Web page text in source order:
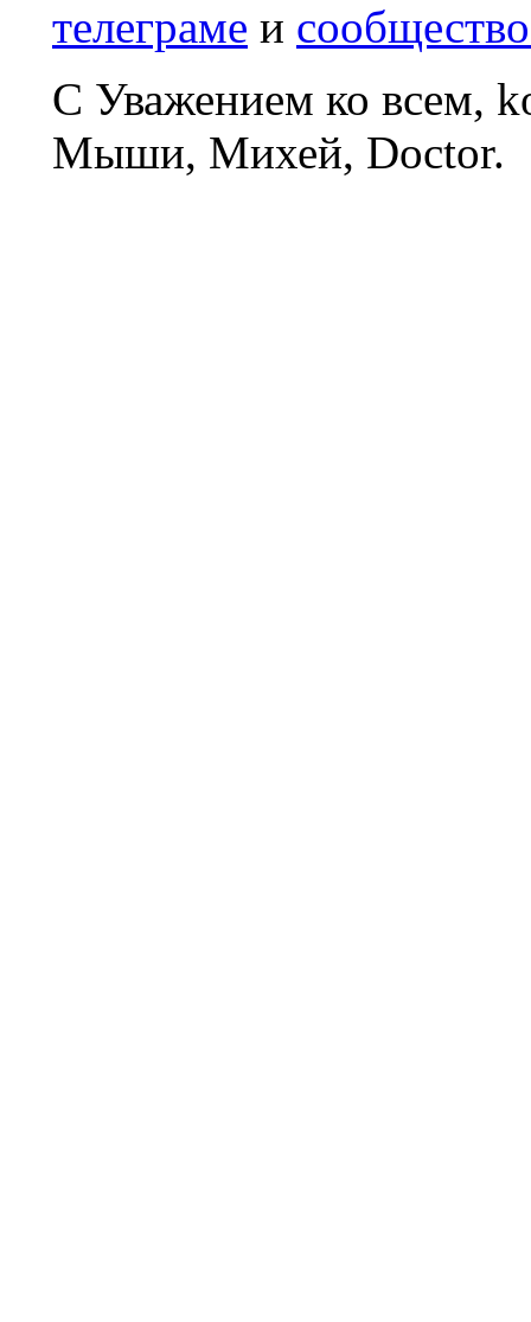
телеграме и
С Уважением ко всем,
Мыши, Михей, Doctor.